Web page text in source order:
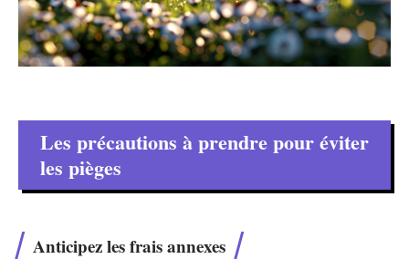
Les précautions à prendre pour éviter
les pièges
Anticipez les frais annexes